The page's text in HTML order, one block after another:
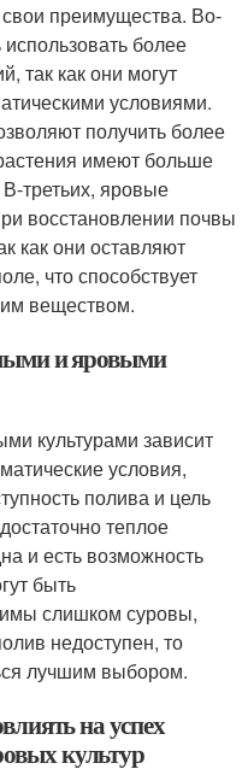
преимущества. Во-
более
так как они могут
условиями.
получить более
имеют больше
третьих, яровые
восстановлении почвы
как они оставляют
что способствует
веществом.
и яровыми
культурами зависит
условия,
полива и цель
теплое
и есть возможность
быть
слишком суровы,
недоступен, то
лучшим выбором.
на успех
культур